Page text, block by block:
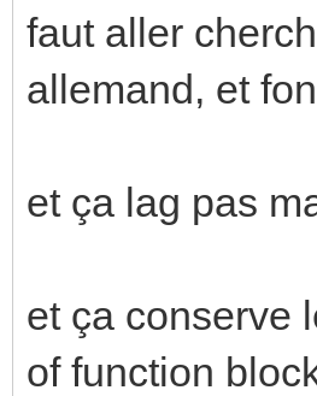
faut aller
allemand, et
et ça lag pas
et ça conserve
of function